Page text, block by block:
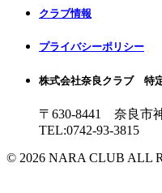
クラブ情報
プライバシーポリシー
株式会社奈良クラブ 特
〒630-8441 奈良市
TEL:0742-93-3815
© 2026 NARA CLUB ALL